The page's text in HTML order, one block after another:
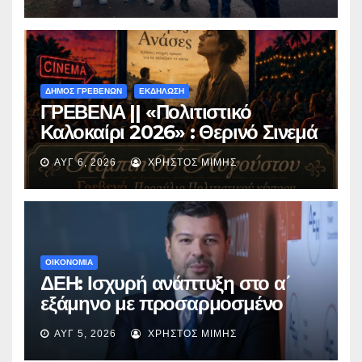
ΔΗΜΟΣ ΓΡΕΒΕΝΩΝ ΕΚΔΗΛΩΣΗ
ΓΡΕΒΕΝΑ || «Πολιτιστικό
Καλοκαίρι 2026» : Θερινό Σινεμά
με την βραβευμένη ταινία
«Μικρές Ανάσες».
ΑΥΓ 6, 2026 ΧΡΉΣΤΟΣ ΜΊΜΗΣ
ΟΙΚΟΝΟΜΙΑ
ΔΕΗ: Ισχυρή ανάπτυξη στο α΄
εξάμηνο με προσαρμοσμένο
EBITDA στα €1,2 δισ.
ΑΥΓ 5, 2026 ΧΡΉΣΤΟΣ ΜΊΜΗΣ